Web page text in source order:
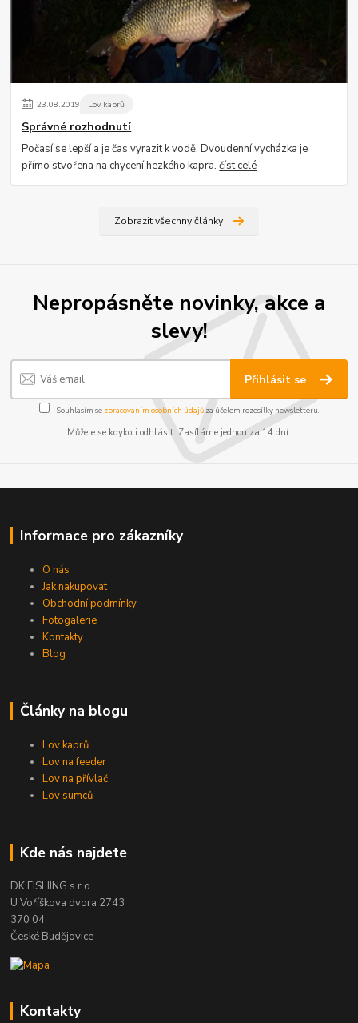
23.08.2019 Lov kaprů
Správné rozhodnutí
Počasí se lepší a je čas vyrazit k vodě. Dvoudenní vycházka je
přímo stvořena na chycení hezkého kapra.číst celé
Zobrazit všechny články
Nepropásněte novinky, akce a
slevy!
Přihlásit se
Souhlasím se zpracováním osobních údajůza účelem rozesílky newsletteru.
Můžete se kdykoli odhlásit. Zasíláme jednou za 14 dní.
Informace pro zákazníky
O nás
Jak nakupovat
Obchodní podmínky
Fotogalerie
Kontakty
Blog
Články na blogu
Lov kaprů
Lov na feeder
Lov na přívlač
Lov sumců
Kde nás najdete
DK FISHING s.r.o.
U Voříškova dvora 2743
370 04
České Budějovice
Kontakty